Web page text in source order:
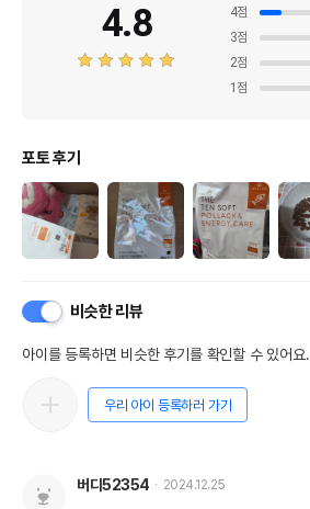
4.8
4점
3점
2점
1 점
포토 후기
비슷한 리뷰
아이를 등록하면 비슷한 후기를 확인할 수 있어요.
우리 아이 등록하러 가기
버디52354 2024.12.25